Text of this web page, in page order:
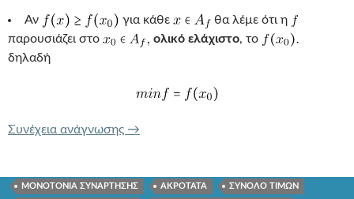
Αν για κάθε
θα λέμε ότι η
παρουσιάζει στο
ολικό ελάχιστο, το
δηλαδή
Συνέχεια ανάγνωσης ΟΛΙΚΑ ΑΚΡΟΤΑΤΑ ΚΑΙ ΟΡΙΣΜΟΣ
→
ΜΟΝΟΤΟΝΙΑ ΣΥΝΑΡΤΗΣΗΣ ΑΚΡΟΤΑΤΑ ΣΥΝΟΛΟ ΤΙΜΩΝ